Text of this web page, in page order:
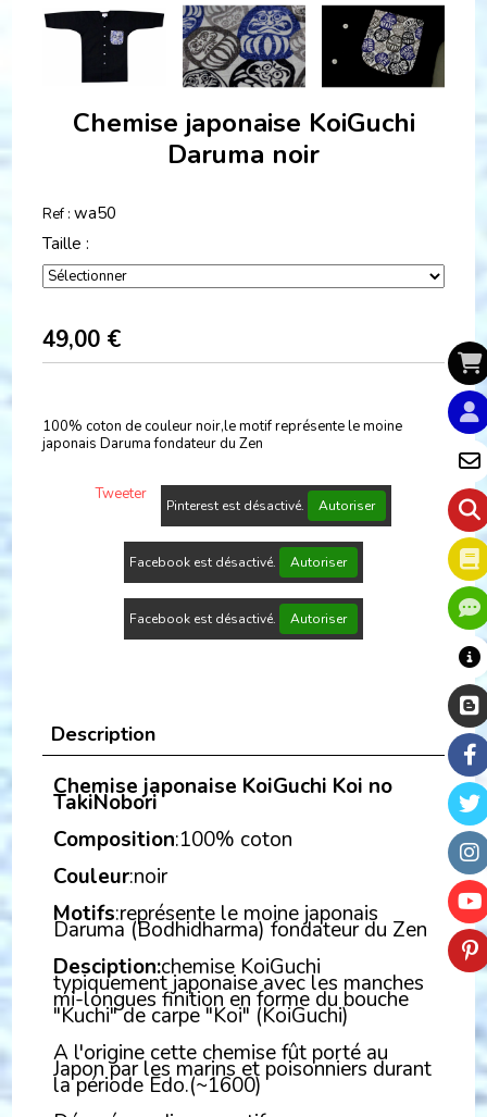
Chemise japonaise KoiGuchi
Daruma noir
Ref : wa50
Taille :
49,00 €
100% coton de couleur noir,le motif représente le moine
japonais Daruma fondateur du Zen
Tweeter
Pinterest est désactivé. Autoriser
Facebook est désactivé. Autoriser
Facebook est désactivé. Autoriser
Description
Chemise japonaise KoiGuchi Koi no
TakiNobori
Composition:100% coton
Couleur:noir
Motifs:représente le moine japonais
Daruma (Bodhidharma) fondateur du Zen
Desciption:chemise KoiGuchi
typiquement japonaise avec les manches
mi-longues finition en forme du bouche
"Kuchi" de carpe "Koi" (KoiGuchi)
A l'origine cette chemise fût porté au
Japon par les marins et poisonniers durant
la période Edo.(~1600)